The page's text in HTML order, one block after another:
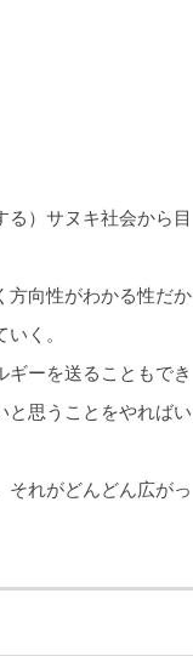
）サヌキ社会から目
方向性がわかる性だか
く。
ーを送ることもでき
と思うことをやればい
それがどんどん広がっ